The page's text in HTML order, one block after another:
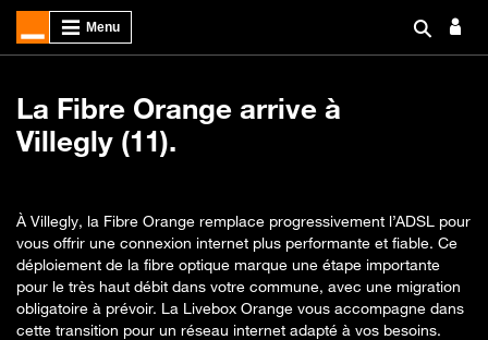
La Fibre Orange arrive à
Villegly (11).
À Villegly, la Fibre Orange remplace progressivement l’ADSL pour
vous offrir une connexion internet plus performante et fiable. Ce
déploiement de la fibre optique marque une étape importante
pour le très haut débit dans votre commune, avec une migration
obligatoire à prévoir. La Livebox Orange vous accompagne dans
cette transition pour un réseau internet adapté à vos besoins.